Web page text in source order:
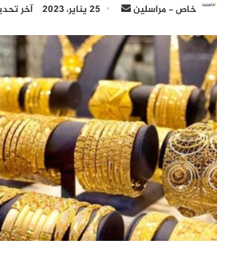
خاص - مراسلين
أرسل
إلكترونيا
25 يناير، 2023 آخر تحديث: 25